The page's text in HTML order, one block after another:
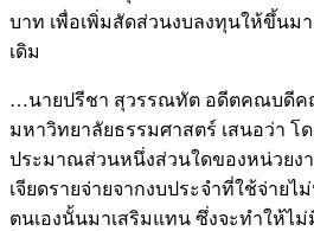
บาท เพื่อเพิ่มสัดส่วนงบลงทุนให้ขึ้นม
เดิม
…นายปรีชา สุวรรณทัต อดีตคณบดีค
มหาวิทยาลัยธรรมศาสตร์ เสนอว่า โ
ประมาณส่วนหนึ่งส่วนใดของหน่วยง
เจียดรายจ่ายจากงบประจำที่ใช้จ่าย
ตนเองนั้นมาเสริมแทน ซึ่งจะทำให้ไ